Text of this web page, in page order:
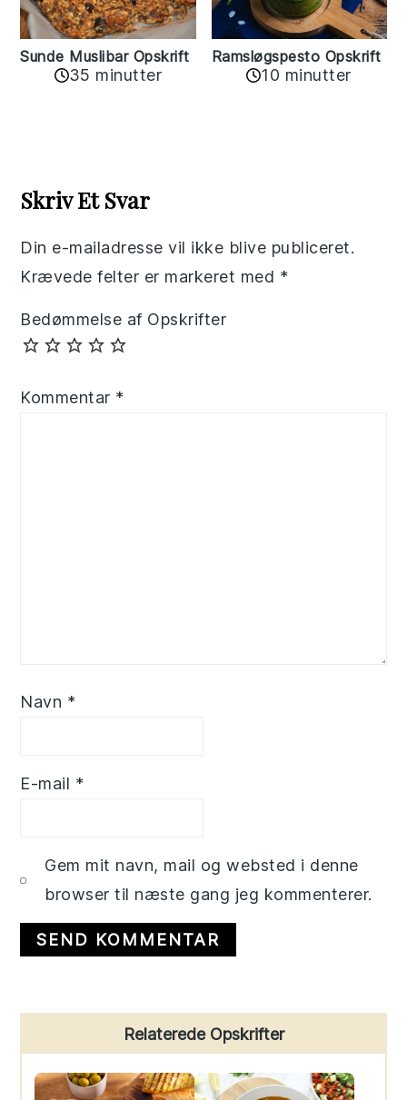
Sunde Muslibar Opskrift
35 minutter
Ramsløgspesto Opskrift
10 minutter
Interactions
Skriv Et Svar
Din e-mailadresse vil ikke blive publiceret.
Krævede felter er markeret med *
Bedømmelse af Opskrifter
Kommentar *
Navn *
E-mail *
Gem mit navn, mail og websted i denne
browser til næste gang jeg kommenterer.
Sidebar
Relaterede Opskrifter